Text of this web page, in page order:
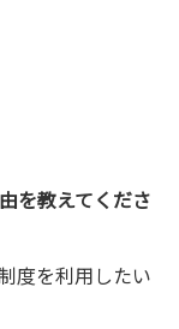
を教えてくださ
度を利用したい